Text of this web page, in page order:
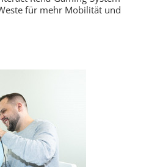
für mehr Mobilität und